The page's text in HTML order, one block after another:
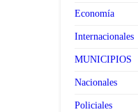
Economía
Internacionales
MUNICIPIOS
Nacionales
Policiales